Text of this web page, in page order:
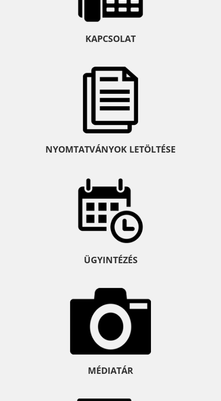
KAPCSOLAT
NYOMTATVÁNYOK LETÖLTÉSE
ÜGYINTÉZÉS
MÉDIATÁR